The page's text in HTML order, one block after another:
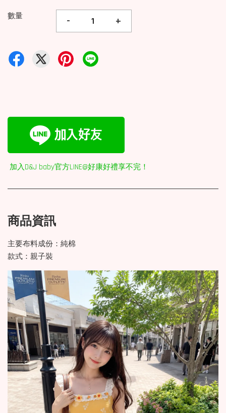
數量 - +
加入D&J baby官方LINE@好康好禮享不完！
商品資訊
主要布料成份：純棉
款式：親子裝